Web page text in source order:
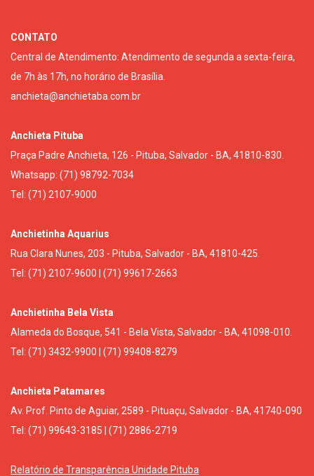
CONTATO
Central de Atendimento: Atendimento de segunda a sexta-feira,
de 7h às 17h, no horário de Brasília.
anchieta@anchietaba.com.br
Anchieta Pituba
Praça Padre Anchieta, 126 - Pituba, Salvador - BA, 41810-830.
Whatsapp: (71) 98792-7034
Tel: (71) 2107-9000
Anchietinha Aquarius
Rua Clara Nunes, 203 - Pituba, Salvador - BA, 41810-425.
Tel: (71) 2107-9600 | (71) 99617-2663
Anchietinha Bela Vista
Alameda do Bosque, 541 - Bela Vista, Salvador - BA, 41098-010.
Tel: (71) 3432-9900 | (71) 99408-8279
Anchieta Patamares
Av. Prof. Pinto de Aguiar, 2589 - Pituaçu, Salvador - BA, 41740-090
Tel: (71) 99643-3185 | (71) 2886-2719
Relatório de Transparência Unidade Pituba